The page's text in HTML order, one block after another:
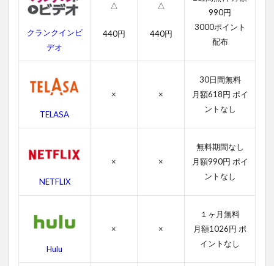
じ
キ
グ
マ
ン
品
報
キン
グス
の感
4.2
クランクインビ
デオ
△
440円
△
440円
990円
3000ポイント
配布
TELASA
× ×
30日間無料
月額618円 ポイ
ントなし
NETFLIX
× ×
無料期間なし
月額990円 ポイ
ントなし
Hulu
× ×
１ヶ月無料
月額1026円 ポ
イントなし